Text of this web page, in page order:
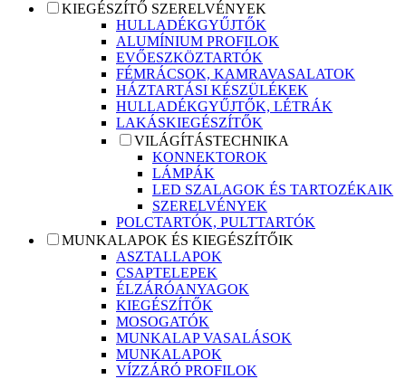
KIEGÉSZÍTŐ SZERELVÉNYEK
HULLADÉKGYŰJTŐK
ALUMÍNIUM PROFILOK
EVŐESZKÖZTARTÓK
FÉMRÁCSOK, KAMRAVASALATOK
HÁZTARTÁSI KÉSZÜLÉKEK
HULLADÉKGYŰJTŐK, LÉTRÁK
LAKÁSKIEGÉSZÍTŐK
VILÁGÍTÁSTECHNIKA
KONNEKTOROK
LÁMPÁK
LED SZALAGOK ÉS TARTOZÉKAIK
SZERELVÉNYEK
POLCTARTÓK, PULTTARTÓK
MUNKALAPOK ÉS KIEGÉSZÍTŐIK
ASZTALLAPOK
CSAPTELEPEK
ÉLZÁRÓANYAGOK
KIEGÉSZÍTŐK
MOSOGATÓK
MUNKALAP VASALÁSOK
MUNKALAPOK
VÍZZÁRÓ PROFILOK